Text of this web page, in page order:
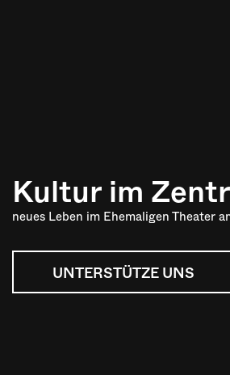
Kultur im
neues Leben im Ehemaligen Theater
UNTERSTÜTZE UNS